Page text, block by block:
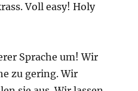
Voll easy! Holy
Sprache um! Wir
zu gering. Wir